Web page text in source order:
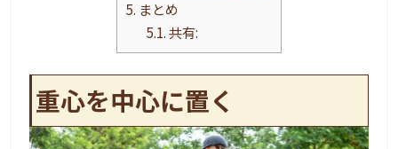
5. まとめ
5.1.共有:
重心を中心に置く